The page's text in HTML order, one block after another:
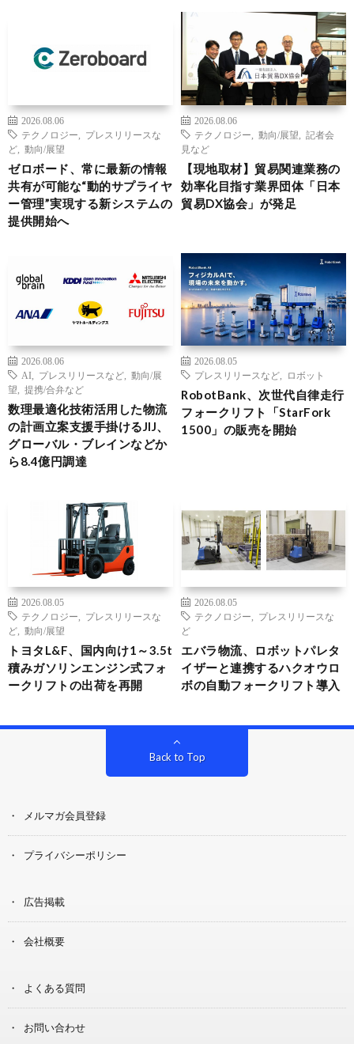
2026.08.06
テクノロジー
プレスリリースな
ど
動向/展望
ゼロボード、常に最新の情報
共有が可能な“動的サプライヤ
ー管理”実現する新システムの
提供開始へ
2026.08.06
テクノロジー
動向/展望
記者会
見など
【現地取材】貿易関連業務の
効率化目指す業界団体「日本
貿易DX協会」が発足
2026.08.06
AI
プレスリリースなど
動向/展
望
提携/合弁など
数理最適化技術活用した物流
の計画立案支援手掛けるJIJ、
グローバル・ブレインなどか
ら8.4億円調達
2026.08.05
プレスリリースなど
ロボット
RobotBank、次世代自律走行
フォークリフト「StarFork
1500」の販売を開始
2026.08.05
テクノロジー
プレスリリースな
ど
動向/展望
トヨタL&F、国内向け1～3.5t
積みガソリンエンジン式フォ
ークリフトの出荷を再開
2026.08.05
テクノロジー
プレスリリースな
ど
エバラ物流、ロボットパレタ
イザーと連携するハクオウロ
ボの自動フォークリフト導入
Back to Top
メルマガ会員登録
プライバシーポリシー
広告掲載
会社概要
よくある質問
お問い合わせ